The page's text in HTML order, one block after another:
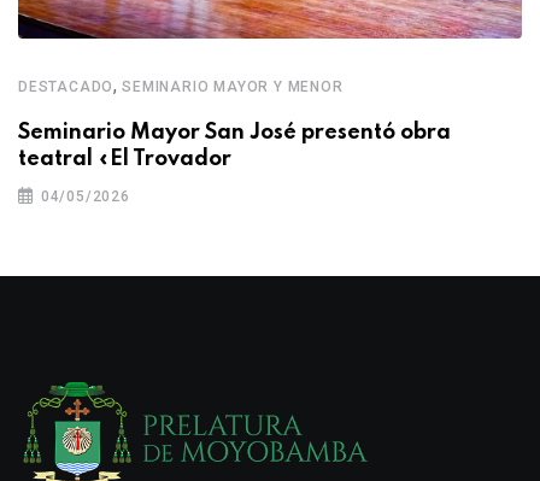
DESTACADO,SEMINARIO MAYOR Y MENOR
Seminario Mayor San José presentó obra
teatral «El Trovador
04/05/2026